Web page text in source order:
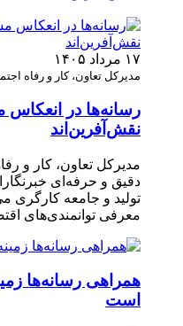
۱۷ مرداد ۱۴۰۵
مدیرکل تعاون، کار و رفاه
رسانه‌ها در انعکاس
نقش‌آفرین‌اند
مدیرکل تعاون، کار و
دقیق و حرفه‌ای
تولید و جامعه کارگری
معرفی توانمندی‌های
همراهی رسانه‌ها
است